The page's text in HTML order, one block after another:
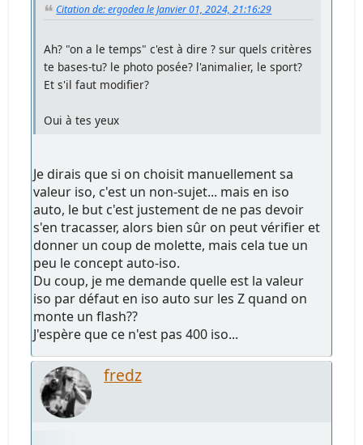
Citation de: ergodea le Janvier 01, 2024, 21:16:29
Ah? "on a le temps" c'est à dire ? sur quels critères
te bases-tu? le photo posée? l'animalier, le sport?
Et s'il faut modifier?
Oui à tes yeux
Je dirais que si on choisit manuellement sa
valeur iso, c'est un non-sujet... mais en iso
auto, le but c'est justement de ne pas devoir
s'en tracasser, alors bien sûr on peut vérifier et
donner un coup de molette, mais cela tue un
peu le concept auto-iso.
Du coup, je me demande quelle est la valeur
iso par défaut en iso auto sur les Z quand on
monte un flash??
J'espère que ce n'est pas 400 iso...
fredz